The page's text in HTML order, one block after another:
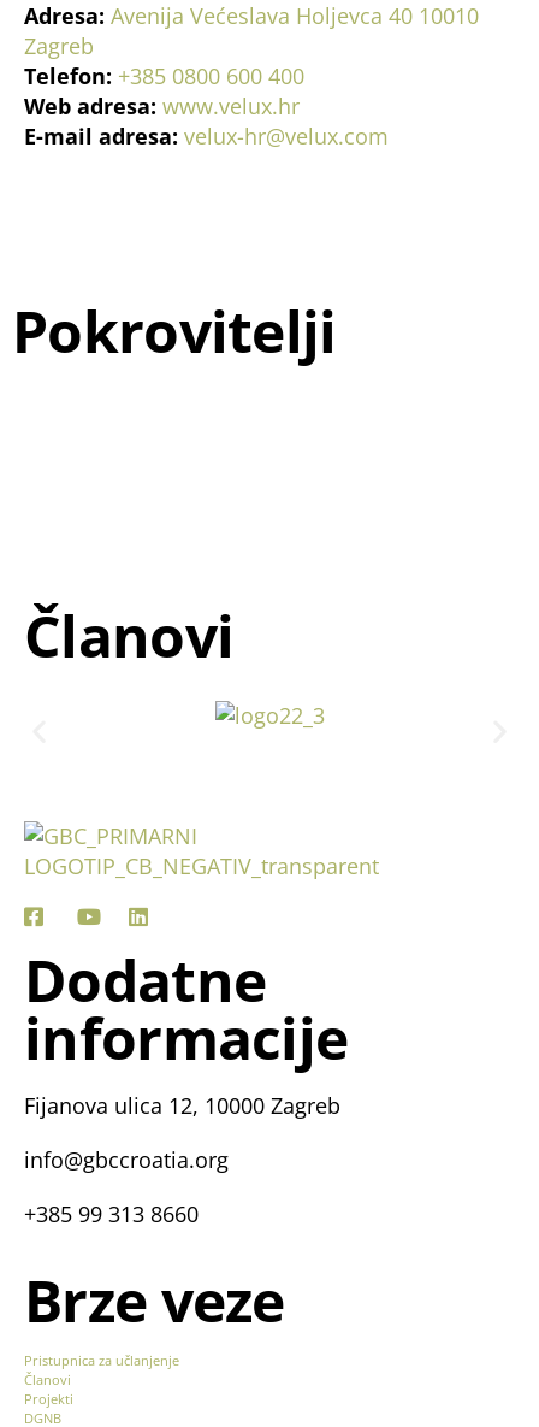
Adresa: Avenija Većeslava Holjevca 40 10010
Zagreb
Telefon: +385 0800 600 400
Web adresa: www.velux.hr
E-mail adresa: velux-hr@velux.com
Pokrovitelji
Članovi
Dodatne
informacije
Fijanova ulica 12, 10000 Zagreb
info@gbccroatia.org
+385 99 313 8660
Brze veze
Pristupnica za učlanjenje
Članovi
Projekti
DGNB